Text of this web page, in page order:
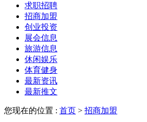
求职招聘
招商加盟
创业投资
展会信息
旅游信息
休闲娱乐
体育健身
最新资讯
最新推文
您现在的位置 : 首页 > 招商加盟